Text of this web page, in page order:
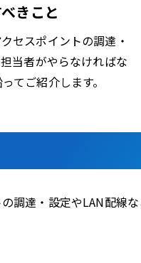
きこと
セスポイントの調達・
当者がやらなければな
てご紹介します。
調達・設定やLAN配